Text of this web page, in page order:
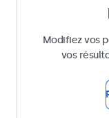
Modifiez vos
vos